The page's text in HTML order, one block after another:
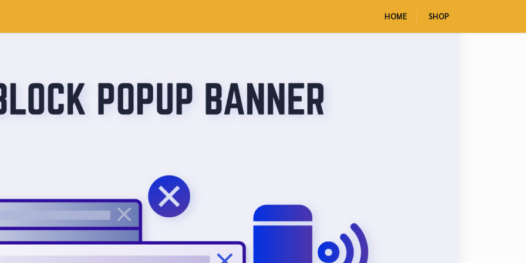
HOME SHOP